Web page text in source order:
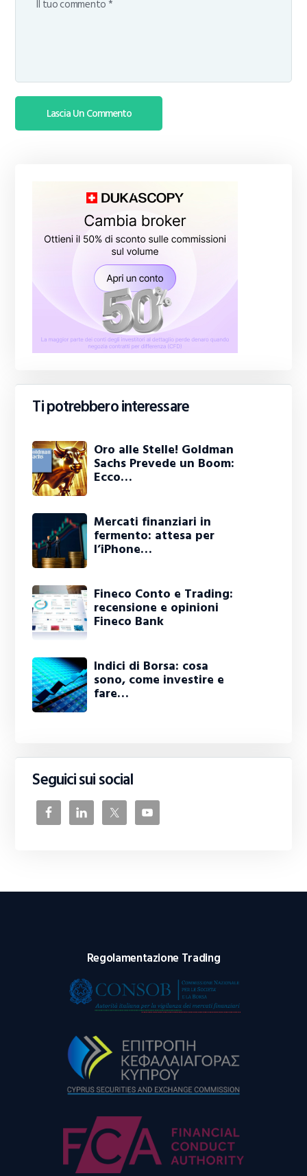
Ti potrebbero interessare
Oro alle Stelle! Goldman
Sachs Prevede un Boom:
Ecco…
Mercati finanziari in
fermento: attesa per
l’iPhone…
Fineco Conto e Trading:
recensione e opinioni
Fineco Bank
Indici di Borsa: cosa
sono, come investire e
fare…
Seguici sui social
Regolamentazione Trading